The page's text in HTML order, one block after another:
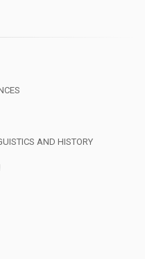
AND HISTORY